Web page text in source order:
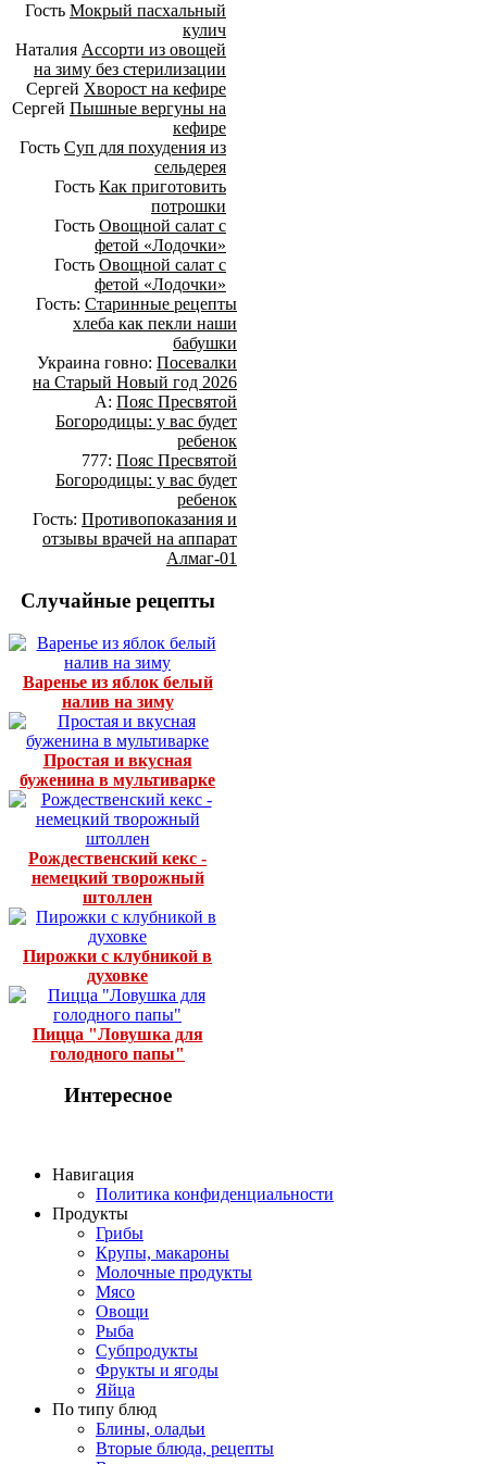
Гость Мокрый пасхальный
кулич
Наталия Ассорти из овощей
на зиму без стерилизации
Сергей Хворост на кефире
Сергей Пышные вергуны на
кефире
Гость Суп для похудения из
сельдерея
Гость Как приготовить
потрошки
Гость Овощной салат с
фетой «Лодочки»
Гость Овощной салат с
фетой «Лодочки»
Гость: Старинные рецепты
хлеба как пекли наши
бабушки
Украина говно: Посевалки
на Старый Новый год 2026
А: Пояс Пресвятой
Богородицы: у вас будет
ребенок
777: Пояс Пресвятой
Богородицы: у вас будет
ребенок
Гость: Противопоказания и
отзывы врачей на аппарат
Алмаг-01
Случайные рецепты
Варенье из яблок белый
налив на зиму
Простая и вкусная
буженина в мультиварке
Рождественский кекс -
немецкий творожный
штоллен
Пирожки с клубникой в
духовке
Пицца "Ловушка для
голодного папы"
Интересное
Навигация
Политика конфиденциальности
Продукты
Грибы
Крупы, макароны
Молочные продукты
Мясо
Овощи
Рыба
Субпродукты
Фрукты и ягоды
Яйца
По типу блюд
Блины, оладьи
Вторые блюда, рецепты